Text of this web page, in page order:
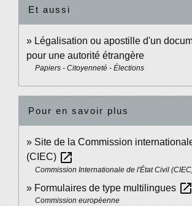
Et aussi
Légalisation ou apostille d'un
pour une autorité étrangère
Papiers - Citoyenneté - Élections
Pour en savoir plus
Site de la Commission
(CIEC) open_in_new
Commission Internationale de l'État Civil
Formulaires de type multilingues open_in_new
Commission européenne